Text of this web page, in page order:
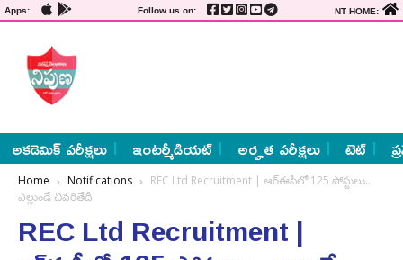
Apps: Follow us on: NT HOME:
అకడెమిక్ పరీక్షలు ఇంటర్మీడియట్ అర్హత పరీక్షలు టెట్
Home Notifications
REC Ltd Recruitment | ఆర్‌ఈసీలో 125 పోస్టులు..
ఎల్లుండే చివ‌రితేదీ
REC Ltd Recruitment |